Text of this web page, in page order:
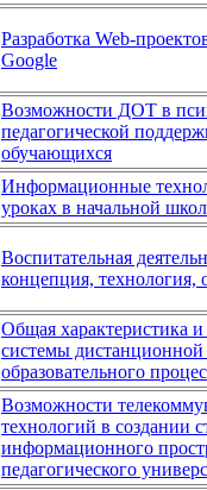
Разработка Web-
Google
Возможности ДОТ в
педагогической
обучающихся
Информационные
уроках в начальной
Воспитательная
концепция, технология,
Общая характеристика
системы
образовательного
Возможности
технологий в создании
информационного
педагогического